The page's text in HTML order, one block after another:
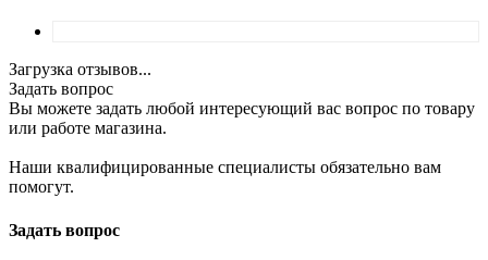
Загрузка отзывов...
Задать вопрос
Вы можете задать любой интересующий вас вопрос по товару
или работе магазина.
Наши квалифицированные специалисты обязательно вам
помогут.
Задать вопрос